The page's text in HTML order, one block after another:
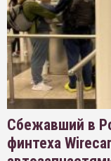
Сбежавший в
финтеха